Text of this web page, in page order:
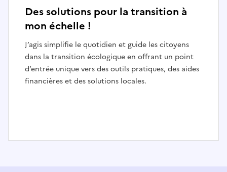
Des solutions pour la transition à
mon échelle !
J’agis simplifie le quotidien et guide les citoyens
dans la transition écologique en offrant un point
d’entrée unique vers des outils pratiques, des aides
financières et des solutions locales.